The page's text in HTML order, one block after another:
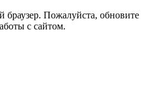
браузер. Пожалуйста, обновите
с сайтом.